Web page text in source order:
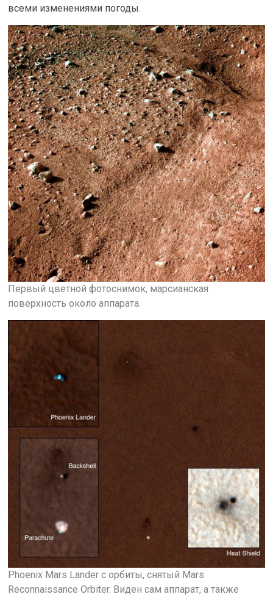
всеми изменениями погоды.
Первый цветной фотоснимок, марсианская
поверхность около аппарата.
Phoenix Mars Lander с орбиты, снятый Mars
Reconnaissance Orbiter. Виден сам аппарат, а также